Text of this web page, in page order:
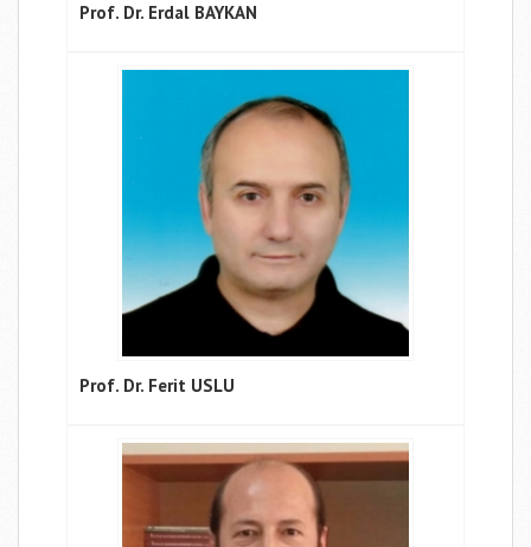
Prof. Dr. Erdal BAYKAN
Prof. Dr. Ferit USLU